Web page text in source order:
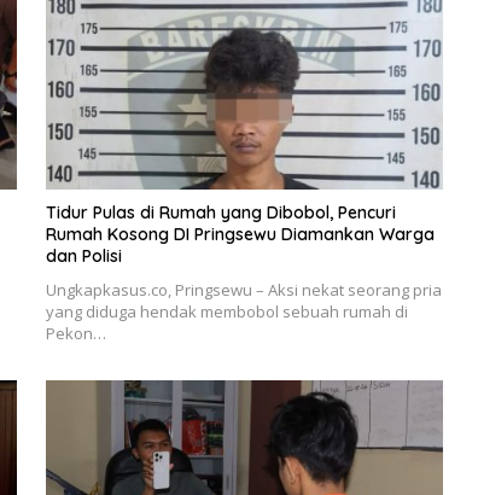
Tidur Pulas di Rumah yang Dibobol, Pencuri
Rumah Kosong DI Pringsewu Diamankan Warga
dan Polisi
Ungkapkasus.co, Pringsewu – Aksi nekat seorang pria
yang diduga hendak membobol sebuah rumah di
Pekon…